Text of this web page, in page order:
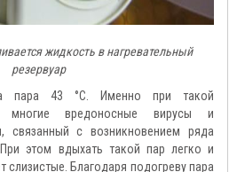
жидкость в нагревательный
резервуар
пара 43 °С. Именно при такой
многие вредоносные вирусы и
связанный с возникновением ряда
При этом вдыхать такой пар легко и
слизистые. Благодаря подогреву пара